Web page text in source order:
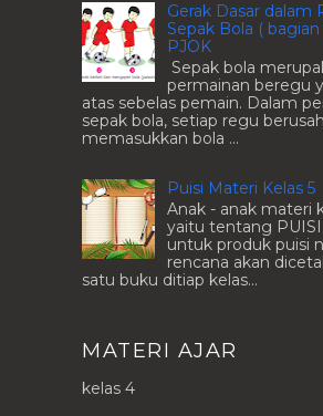
Gerak Dasar dalam
Sepak Bola ( bagian
PJOK
Sepak bola
permainan beregu
atas sebelas pemain. Dalam
sepak bola, setiap regu
memasukkan bola ...
Puisi Materi Kelas 5
Anak - anak materi
yaitu tentang
untuk produk puisi
rencana akan
satu buku ditiap kelas...
MATERI AJAR
kelas 4